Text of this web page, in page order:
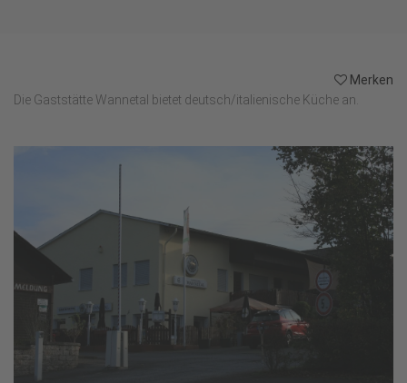
Merken
Die Gaststätte Wannetal bietet deutsch/italienische Küche an.